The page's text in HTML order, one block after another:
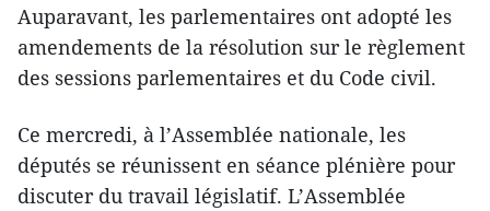
Auparavant, les parlementaires ​ont adopté les
amendements de la résolution sur ​le règlement
des sessions parlementaires et du Code civil.
Ce mercredi, à l’Assemblée nationale, les
députés se réunissent en séance plénière pour
discuter du travail législatif. L’Assemblée